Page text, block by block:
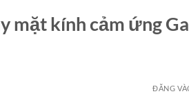
mặt kính cảm ứng
ĐĂNG